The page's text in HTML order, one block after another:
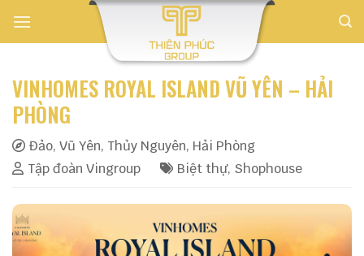
VINHOMES ROYAL ISLAND VŨ YÊN – HẢI
PHÒNG
Đảo, Vũ Yên, Thủy Nguyên, Hải Phòng
Tập đoàn Vingroup
Biệt thự, Shophouse